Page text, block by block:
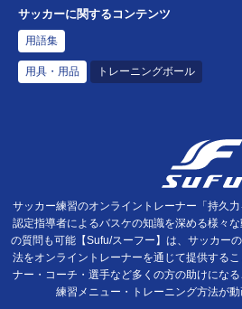
サッカーに関するコンテンツ
用語集
用具・用品 トレーニングボール
サッカー練習のオンライントレーナー「持久
認定指導者によるバスケの知識を深める様々
の質問も可能【Sufu/スーフー】は、サッカー
法をオンライントレーナーを通じて提供する
ナー・コーチ・選手など多くの方の助けにな
練習メニュー・トレーニング方法が動